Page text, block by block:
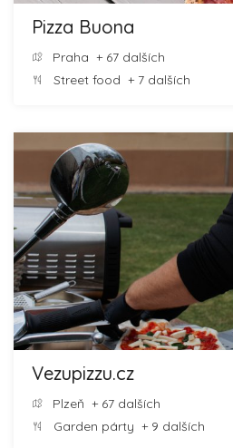
Pizza Buona
Praha + 67 dalších
Street food + 7 dalších
Vezupizzu.cz
Plzeň + 67 dalších
Garden párty + 9 dalších